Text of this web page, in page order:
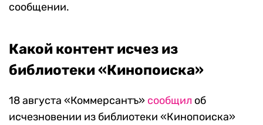
сообщении.
Какой контент исчез из
библиотеки «Кинопоиска»
18 августа «Коммерсантъ» сообщил об
исчезновении из библиотеки «Кинопоиска»